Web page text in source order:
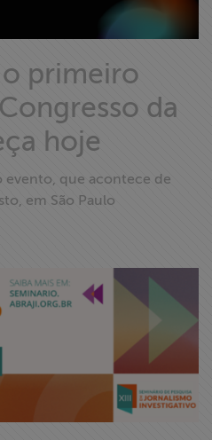
primeiro
da
hoje
evento, que acontece de
em São Paulo